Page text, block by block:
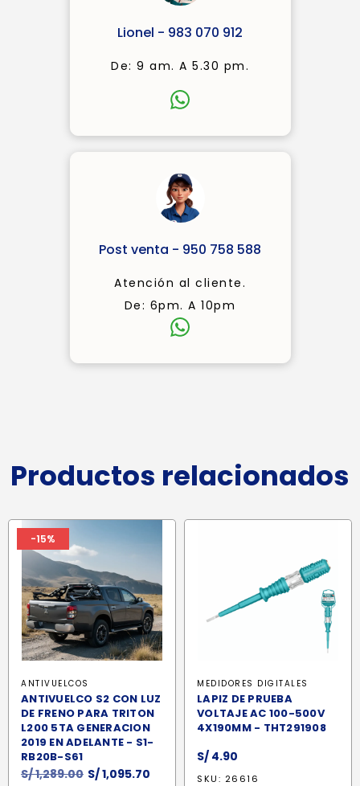
Lionel - 983 070 912
De: 9 am. A 5.30 pm.
Post venta - 950 758 588
Atención al cliente.
De: 6pm. A 10pm
Productos relacionados
-15%
ANTIVUELCOS
ANTIVUELCO S2 CON LUZ
DE FRENO PARA TRITON
L200 5TA GENERACION
2019 EN ADELANTE - S1-
RB20B-S61
S/1,289.00 El
S/1,095.70
MEDIDORES DIGITALES
LAPIZ DE PRUEBA
VOLTAJE AC 100-500V
4X190MM - THT291908
S/ 4.90
SKU: 26616